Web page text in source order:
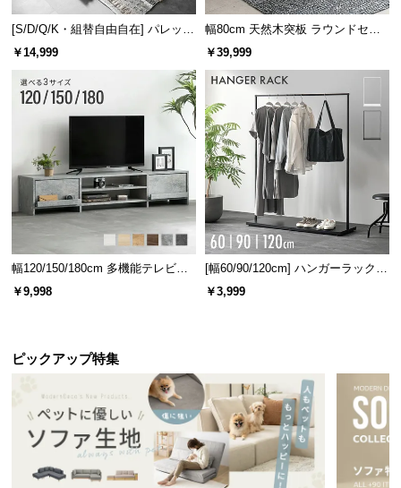
[S/D/Q/K・組替自由自在] パレット
ベッド 8/12/16枚セット
￥14,999
幅80cm 天然木突板 ラウンドセン
ターテーブル 美しい格子デザイン
￥39,999
幅120/150/180cm 多機能テレビボ
ード 木目/石目調 オープン収納・
￥9,998
[幅60/90/120cm] ハンガーラック
スチール 4段階高さ調節 サイドフ
￥3,999
ピックアップ特集